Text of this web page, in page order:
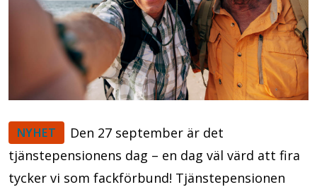
NYHET
Den 27 september är det
tjänstepensionens dag – en dag väl värd att fira
tycker vi som fackförbund! Tjänstepensionen